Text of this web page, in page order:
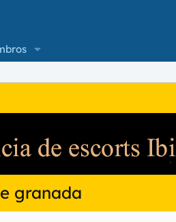
granada